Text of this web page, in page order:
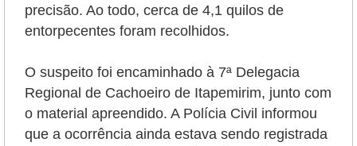
precisão. Ao todo, cerca de 4,1 quilos de
entorpecentes foram recolhidos.
O suspeito foi encaminhado à 7ª Delegacia
Regional de Cachoeiro de Itapemirim, junto com
o material apreendido. A Polícia Civil informou
que a ocorrência ainda estava sendo registrada